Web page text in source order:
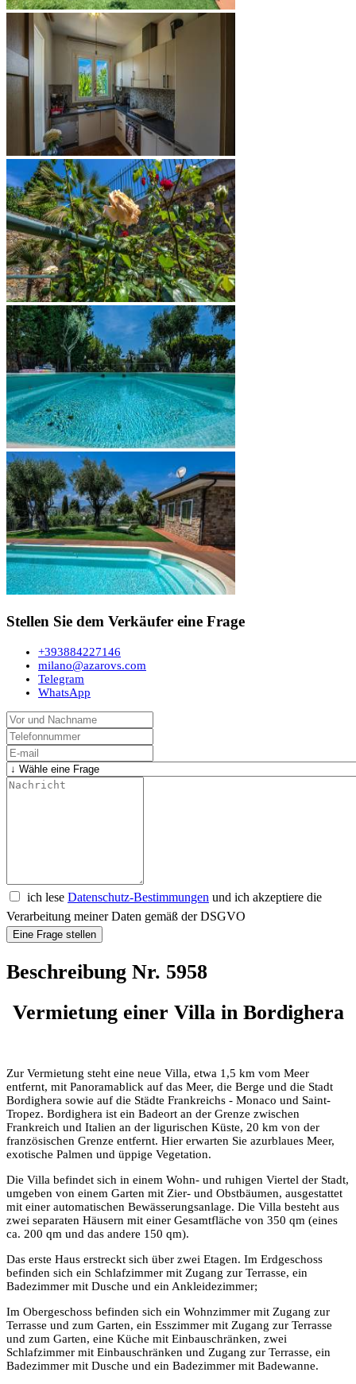
Stellen Sie dem Verkäufer eine Frage
+393884227146
milano@azarovs.com
Telegram
WhatsApp
ich lese Datenschutz-Bestimmungen und ich akzeptiere die
Verarbeitung meiner Daten gemäß der DSGVO
Eine Frage stellen
Beschreibung Nr. 5958
Vermietung einer Villa in Bordighera
Zur Vermietung steht eine neue Villa, etwa 1,5 km vom Meer
entfernt, mit Panoramablick auf das Meer, die Berge und die Stadt
Bordighera sowie auf die Städte Frankreichs - Monaco und Saint-
Tropez. Bordighera ist ein Badeort an der Grenze zwischen
Frankreich und Italien an der ligurischen Küste, 20 km von der
französischen Grenze entfernt. Hier erwarten Sie azurblaues Meer,
exotische Palmen und üppige Vegetation.
Die Villa befindet sich in einem Wohn- und ruhigen Viertel der Stadt,
umgeben von einem Garten mit Zier- und Obstbäumen, ausgestattet
mit einer automatischen Bewässerungsanlage. Die Villa besteht aus
zwei separaten Häusern mit einer Gesamtfläche von 350 qm (eines
ca. 200 qm und das andere 150 qm).
Das erste Haus erstreckt sich über zwei Etagen. Im Erdgeschoss
befinden sich ein Schlafzimmer mit Zugang zur Terrasse, ein
Badezimmer mit Dusche und ein Ankleidezimmer;
Im Obergeschoss befinden sich ein Wohnzimmer mit Zugang zur
Terrasse und zum Garten, ein Esszimmer mit Zugang zur Terrasse
und zum Garten, eine Küche mit Einbauschränken, zwei
Schlafzimmer mit Einbauschränken und Zugang zur Terrasse, ein
Badezimmer mit Dusche und ein Badezimmer mit Badewanne.